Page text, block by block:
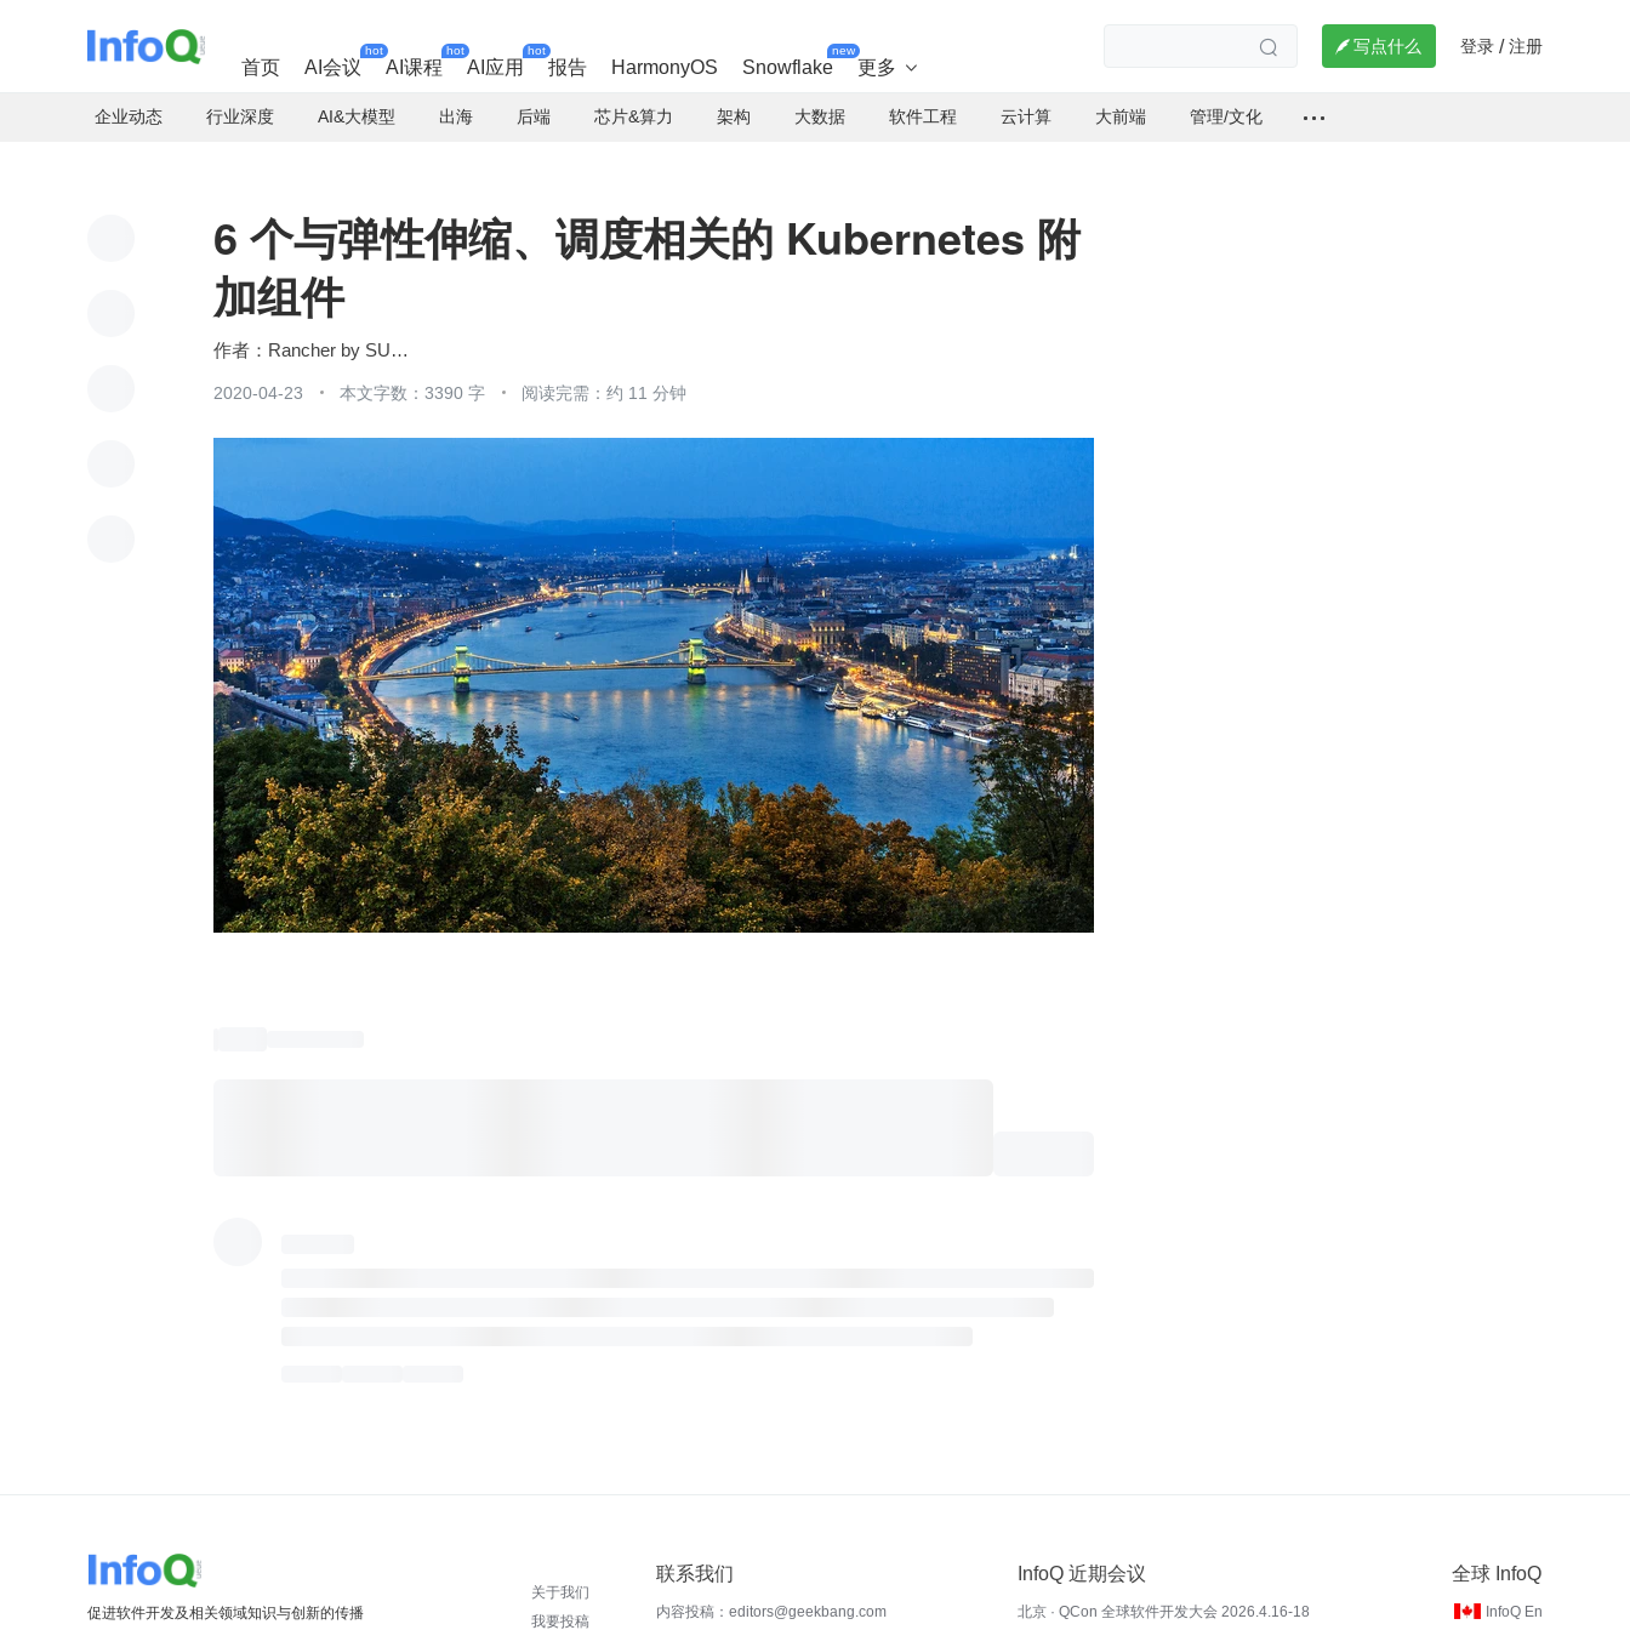
首页 AI会议
hot
AI课程
hot
AI应用
hot
报告 HarmonyOS Snowflake
new
更多 
  写点什么 登录 / 注册
企业动态 行业深度 AI&大模型 出海 后端 芯片&算力 架构 大数据 软件工程 云计算 大前端 管理/文化
6 个与弹性伸缩、调度相关的 Kubernetes 附
加组件
Rancher by SUSE
2020-04-23 本文字数：3390 字 阅读完需：约 11 分钟
促进软件开发及相关领域知识与创新的传播
关于我们
我要投稿
联系我们
内容投稿：editors@geekbang.com
InfoQ 近期会议
北京 · QCon 全球软件开发大会 2026.4.16-18
全球 InfoQ
InfoQ En